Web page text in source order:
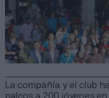
La compañía y el club